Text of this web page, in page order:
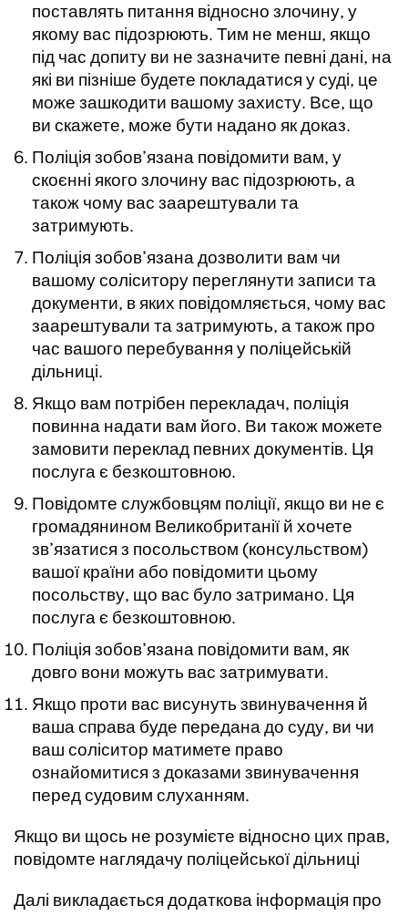
поставлять питання відносно злочину, у
якому вас підозрюють. Тим не менш, якщо
під час допиту ви не зазначите певні дані, на
які ви пізніше будете покладатися у суді, це
може зашкодити вашому захисту. Все, що
ви скажете, може бути надано як доказ.
Поліція зобов’язана повідомити вам, у
скоєнні якого злочину вас підозрюють, а
також чому вас заарештували та
затримують.
Поліція зобов’язана дозволити вам чи
вашому соліситору переглянути записи та
документи, в яких повідомляється, чому вас
заарештували та затримують, а також про
час вашого перебування у поліцейській
дільниці.
Якщо вам потрібен перекладач, поліція
повинна надати вам його. Ви також можете
замовити переклад певних документів. Ця
послуга є безкоштовною.
Повідомте службовцям поліції, якщо ви не є
громадянином Великобританії й хочете
зв’язатися з посольством (консульством)
вашої країни або повідомити цьому
посольству, що вас було затримано. Ця
послуга є безкоштовною.
Поліція зобов’язана повідомити вам, як
довго вони можуть вас затримувати.
Якщо проти вас висунуть звинувачення й
ваша справа буде передана до суду, ви чи
ваш соліситор матимете право
ознайомитися з доказами звинувачення
перед судовим слуханням.
Якщо ви щось не розумієте відносно цих прав,
повідомте наглядачу поліцейської дільниці
Далі викладається додаткова інформація про